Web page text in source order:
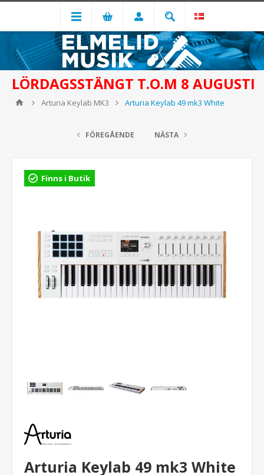
LÖRDAGSSTÄNGT T.O.M 8 AUGUSTI
Arturia Keylab MK3 Arturia Keylab 49 mk3 White
FÖREGÅENDE NÄSTA
Finns i Butik
Arturia Keylab 49 mk3 White